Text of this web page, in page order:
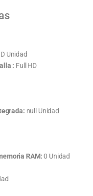
Unidad
: Full HD
null Unidad
RAM:0 Unidad